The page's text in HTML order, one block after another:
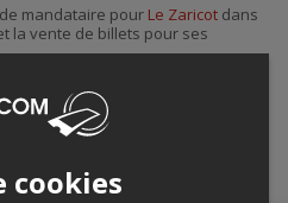
mandataire pour Le Zaricot dans
la vente de billets pour ses
Le Zaricot
cookies